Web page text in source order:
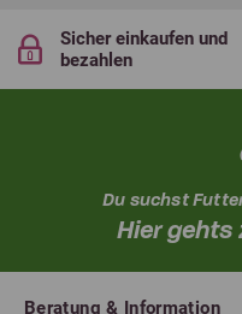
Sicher einkaufen und
bezahlen
Du suchst
Hier gehts
Beratung & Information